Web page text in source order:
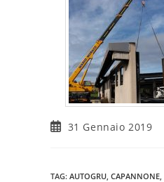
31 Gennaio 2019
TAG: AUTOGRU CAPANNONE